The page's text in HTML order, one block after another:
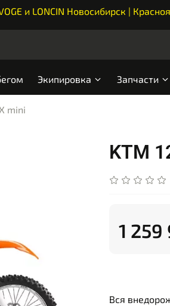
и LONCIN Новосибирск |
Экипировка Запчасти
mini
KTM
1
Вся